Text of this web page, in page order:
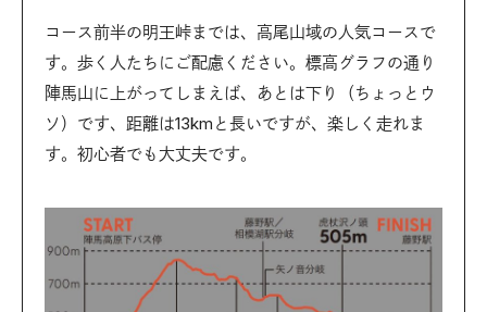
コース前半の明王峠までは、高尾山域の人気コースで
す。歩く人たちにご配慮ください。標高グラフの通り
陣馬山に上がってしまえば、あとは下り（ちょっとウ
ソ）です、距離は13kmと長いですが、楽しく走れま
す。初心者でも大丈夫です。